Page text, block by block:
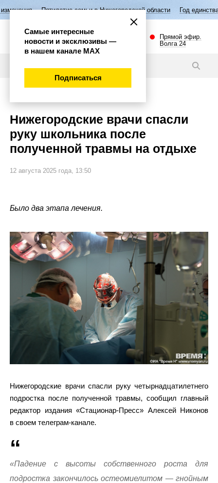
семьи в Нижегородской области Год единства народов России
Прямой эфир.
Волга 24
Нижегородские врачи спасли
руку школьника после
полученной травмы на отдыхе
12 августа 2025 года, 13:50
Было два этапа лечения.
Нижегородские врачи спасли руку четырнадцатилетнего
подростка после полученной травмы, сообщил главный
редактор издания «Стационар-Пресс» Алексей Никонов
в своем телеграм-канале.
«Падение с высоты собственного роста для
подростка закончилось остеомиелитом — гнойным
Самые интересные
новости и эксклюзивы —
в нашем канале МАХ
Подписаться